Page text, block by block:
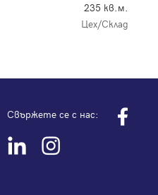
235 кв.м.
Цех/Склад
Свържете се с нас: